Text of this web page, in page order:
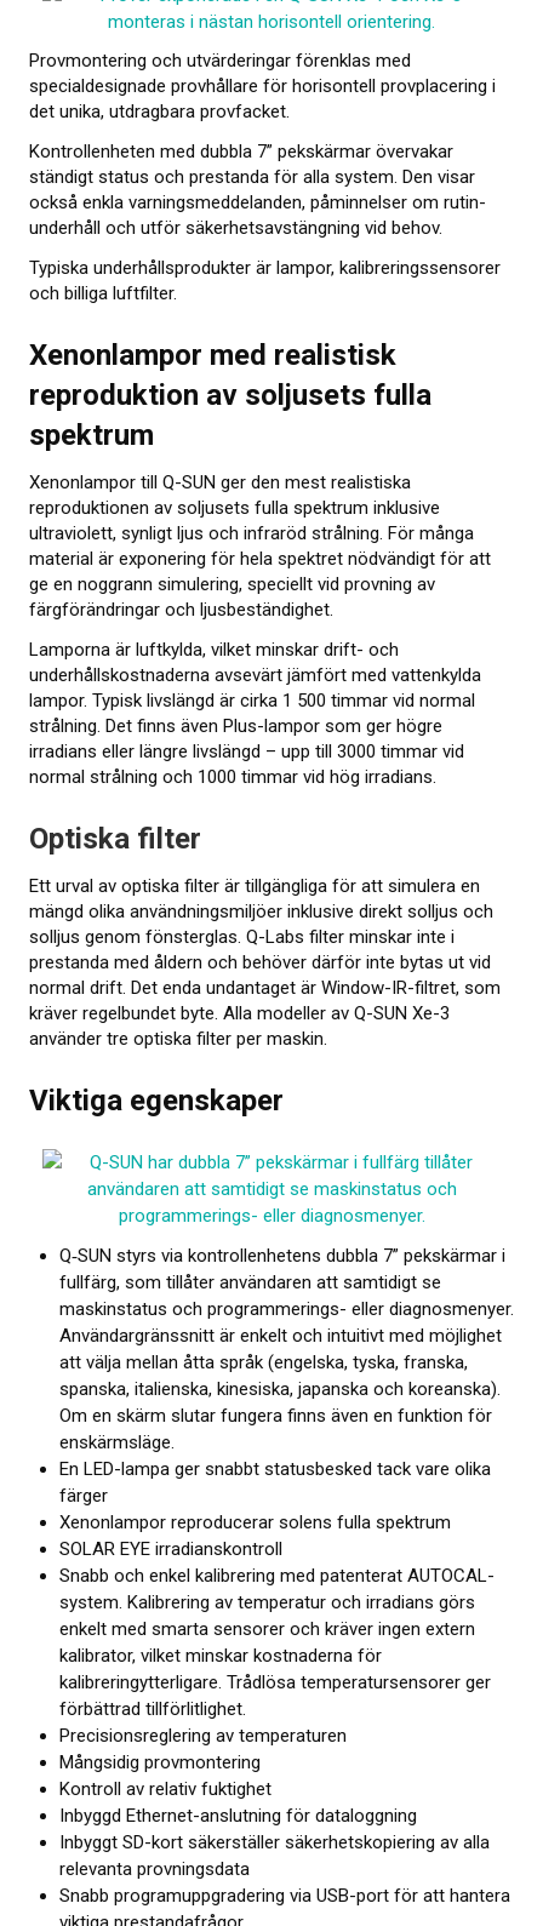
Provmontering och utvärderingar förenklas med
specialdesignade provhållare för horisontell prov­placering i
det unika, utdragbara provfacket.
Kontrollenheten med dubbla 7” pekskärmar övervakar
ständigt status och prestanda för alla system. Den visar
också enkla varnings­meddelanden, påminnelser om rutin­
underhåll och utför säkerhets­avstängning vid behov.
Typiska underhållsprodukter är lampor, kalibreringssensorer
och billiga luftfilter.
Xenonlampor med realistisk
reproduktion av soljusets fulla
spektrum
Xenonlampor till Q-SUN ger den mest realistiska
reproduktionen av soljusets fulla spektrum inklusive
ultraviolett, synligt ljus och infraröd strålning. För många
material är exponering för hela spektret nödvändigt för att
ge en noggrann simulering, speciellt vid provning av
färgförändringar och ljusbeständighet.
Lamporna är luftkylda, vilket minskar drift- och
underhållskostnaderna avsevärt jämfört med vattenkylda
lampor. Typisk livslängd är cirka 1 500 timmar vid normal
strålning. Det finns även Plus-lampor som ger högre
irradians eller längre livslängd – upp till 3000 timmar vid
normal strålning och 1000 timmar vid hög irradians.
Optiska filter
Ett urval av optiska filter är tillgängliga för att simulera en
mängd olika användnings­miljöer inklusive direkt solljus och
solljus genom fönsterglas. Q-Labs filter minskar inte i
prestanda med åldern och behöver därför inte bytas ut vid
normal drift. Det enda undantaget är Window-IR-filtret, som
kräver regelbundet byte. Alla modeller av Q-SUN Xe-3
använder tre optiska filter per maskin.
Viktiga egenskaper
Q‑SUN styrs via kontrollenhetens dubbla 7” pekskärmar i
fullfärg, som tillåter användaren att samtidigt se
maskinstatus och programmerings- eller diagnosmenyer.
Användargränssnitt är enkelt och intuitivt med möjlighet
att välja mellan åtta språk (engelska, tyska, franska,
spanska, italienska, kinesiska, japanska och koreanska).
Om en skärm slutar fungera finns även en funktion för
enskärmsläge.
En LED-lampa ger snabbt statusbesked tack vare olika
färger
Xenonlampor reproducerar solens fulla spektrum
SOLAR EYE irradianskontroll
Snabb och enkel kalibrering med patenterat AUTOCAL-
system. Kalibrering av temperatur och irradians görs
enkelt med smarta sensorer och kräver ingen extern
kalibrator, vilket minskar kostnaderna för
kalibreringytterligare. Trådlösa temperatursensorer ger
förbättrad tillförlitlighet.
Precisionsreglering av temperaturen
Mångsidig provmontering
Kontroll av relativ fuktighet
Inbyggd Ethernet-anslutning för dataloggning
Inbyggt SD-kort säkerställer säkerhetskopiering av alla
relevanta provningsdata
Snabb programuppgradering via USB-port för att hantera